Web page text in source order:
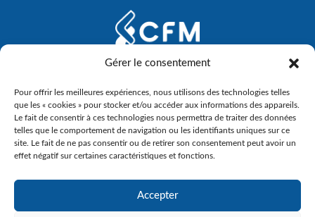
Gérer le consentement
Pour offrir les meilleures expériences, nous utilisons des technologies telles
que les « cookies » pour stocker et/ou accéder aux informations des appareils.
Le fait de consentir à ces technologies nous permettra de traiter des données
telles que le comportement de navigation ou les identifiants uniques sur ce
site. Le fait de ne pas consentir ou de retirer son consentement peut avoir un
effet négatif sur certaines caractéristiques et fonctions.
Accepter